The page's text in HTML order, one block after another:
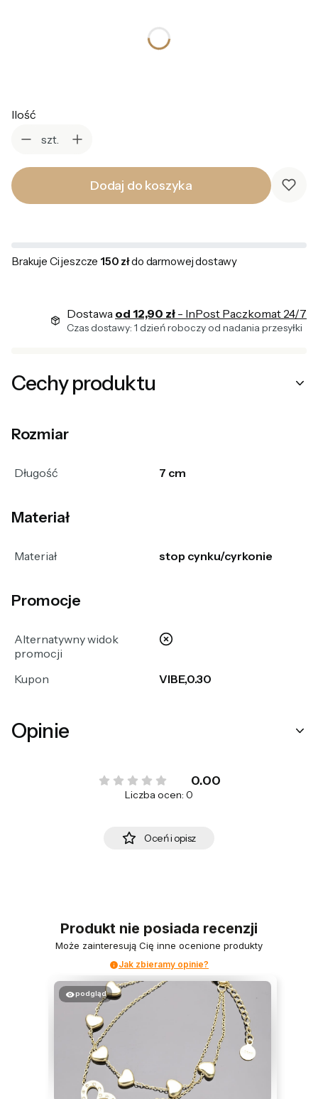
Ilość
szt.
Dodaj do koszyka
Brakuje Ci jeszcze 150 złdo darmowej dostawy
Dostawa od 12,90 zł - InPost Paczkomat 24/7
Czas dostawy: 1 dzień roboczy od nadania przesyłki
Cechy produktu
Rozmiar
Długość 7 cm
Materiał
Materiał stop cynku/cyrkonie
Promocje
Alternatywny widok
promocji
nie
Kupon VIBE,0.30
Opinie
0.00
Liczba ocen: 0
Oceń i opisz
Produkt nie posiada recenzji
Może zainteresują Cię inne ocenione produkty
Jak zbieramy opinie?
podgląd